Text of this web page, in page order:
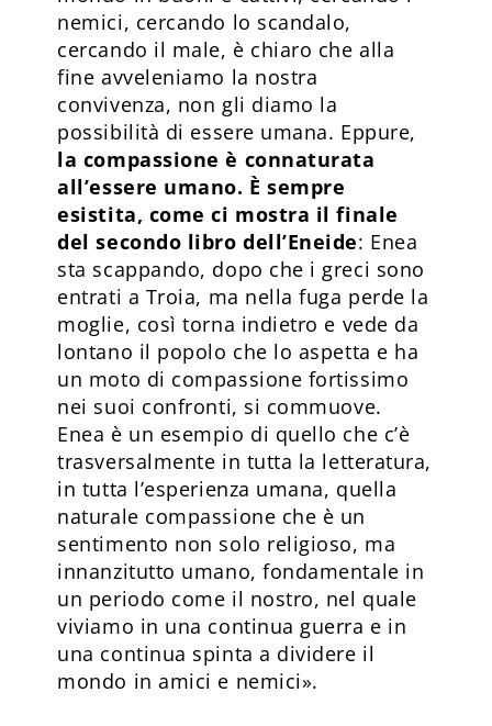
nemici, cercando lo scandalo,
cercando il male, è chiaro che alla
fine avveleniamo la nostra
convivenza, non gli diamo la
possibilità di essere umana. Eppure,
la compassione è connaturata
all’essere umano. È sempre
esistita, come ci mostra il finale
del secondo libro dell’Eneide: Enea
sta scappando, dopo che i greci sono
entrati a Troia, ma nella fuga perde la
moglie, così torna indietro e vede da
lontano il popolo che lo aspetta e ha
un moto di compassione fortissimo
nei suoi confronti, si commuove.
Enea è un esempio di quello che c’è
trasversalmente in tutta la letteratura,
in tutta l’esperienza umana, quella
naturale compassione che è un
sentimento non solo religioso, ma
innanzitutto umano, fondamentale in
un periodo come il nostro, nel quale
viviamo in una continua guerra e in
una continua spinta a dividere il
mondo in amici e nemici».